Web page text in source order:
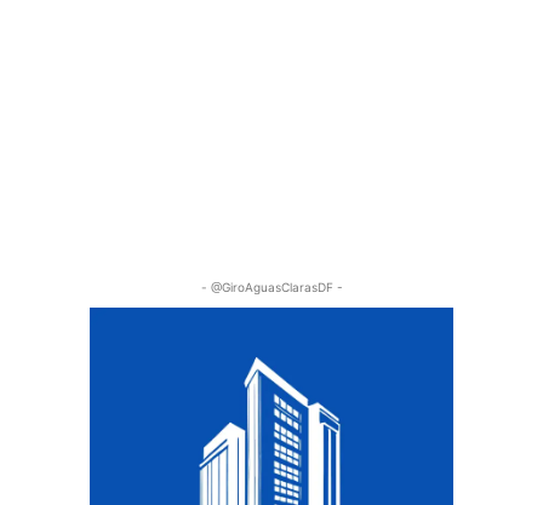
- @GiroAguasClarasDF -